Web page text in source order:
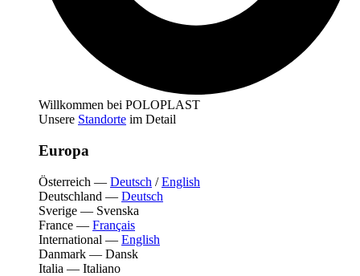
Willkommen bei POLOPLAST
Unsere Standorte im Detail
Europa
Österreich — Deutsch /English
Deutschland — Deutsch
Sverige — Svenska
France — Français
International — English
Danmark — Dansk
Italia — Italiano